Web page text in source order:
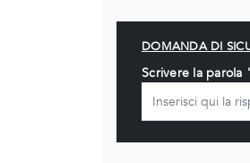
DOMANDA DI
Scrivere la parola